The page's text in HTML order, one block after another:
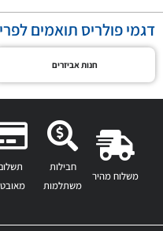
דגמי פולריס תואמים
חנות אביזרים
משלוח מהיר
חבילות
משתלמות